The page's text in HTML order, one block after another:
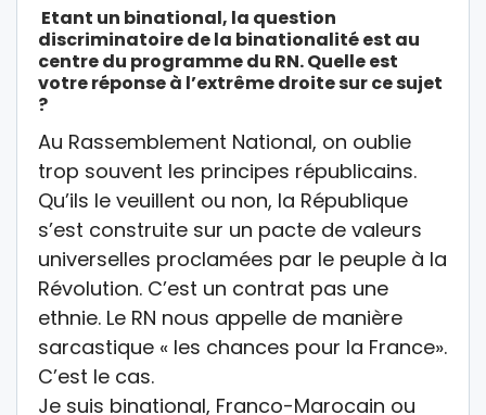
Etant un binational, la question
discriminatoire de la binationalité est au
centre du programme du RN. Quelle est
votre réponse à l’extrême droite sur ce sujet
?
Au Rassemblement National, on oublie
trop souvent les principes républicains.
Qu’ils le veuillent ou non, la République
s’est construite sur un pacte de valeurs
universelles proclamées par le peuple à la
Révolution. C’est un contrat pas une
ethnie. Le RN nous appelle de manière
sarcastique « les chances pour la France».
C’est le cas.
Je suis binational, Franco-Marocain ou